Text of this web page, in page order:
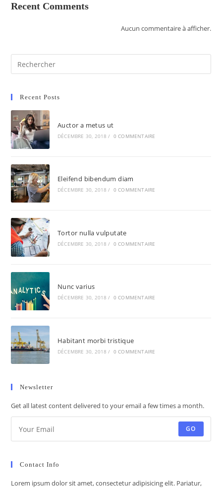
Recent Comments
Aucun commentaire à afficher.
Recent Posts
Auctor a metus ut
DÉCEMBRE 30, 2018 / 0 COMMENTAIRE
Eleifend bibendum diam
DÉCEMBRE 30, 2018 / 0 COMMENTAIRE
Tortor nulla vulputate
DÉCEMBRE 30, 2018 / 0 COMMENTAIRE
Nunc varius
DÉCEMBRE 30, 2018 / 0 COMMENTAIRE
Habitant morbi tristique
DÉCEMBRE 30, 2018 / 0 COMMENTAIRE
Newsletter
Get all latest content delivered to your email a few times a month.
GO
Contact Info
Lorem ipsum dolor sit amet, consectetur adipisicing elit. Pariatur,